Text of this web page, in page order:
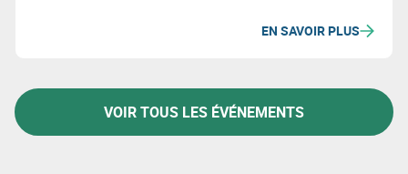
sociaux, et la révision des processus d'achats pour
EN SAVOIR PLUS
VOIR TOUS LES ÉVÉNEMENTS